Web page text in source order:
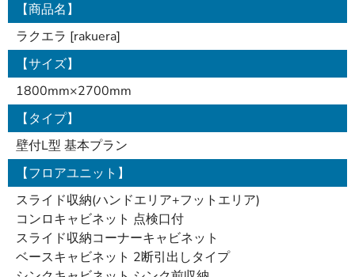
【商品名】
ラクエラ [rakuera]
【サイズ】
1800mm×2700mm
【タイプ】
壁付L型 基本プラン
【フロアユニット】
スライド収納(ハンドエリア+フットエリア)
コンロキャビネット 点検口付
スライド収納コーナーキャビネット
ベースキャビネット 2断引出しタイプ